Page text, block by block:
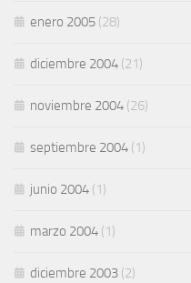
enero 2005 (28)
diciembre 2004 (21)
noviembre 2004 (26)
septiembre 2004 (1)
junio 2004 (1)
marzo 2004 (1)
diciembre 2003 (2)